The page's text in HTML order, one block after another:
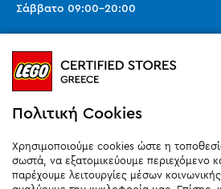
Σάββατο 09:00-20:00
Ωράριο καταστημάτων (SMART PARK):
Καθημερινά10:00-21:00
Σάββατο09:00
Κυριακή 11:00-20:00 (έως 25/10)
orders@legostoregreece.gr
Αρ.Γ.Ε.ΜΗ: 084878102000
Πολιτική Cookies
Χρησιμοποιούμε cookies ώστε η
σωστά, να εξατομικεύουμε περιεχόμενο
παρέχουμε λειτουργίες μέσων